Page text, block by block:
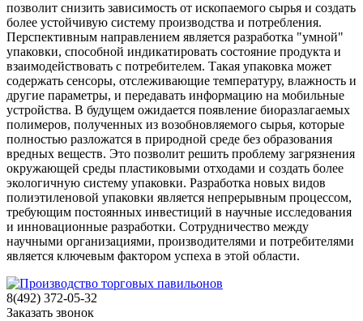
позволит снизить зависимость от ископаемого сырья и создать
более устойчивую систему производства и потребления.
Перспективным направлением является разработка "умной"
упаковки, способной индикатировать состояние продукта и
взаимодействовать с потребителем. Такая упаковка может
содержать сенсоры, отслеживающие температуру, влажность и
другие параметры, и передавать информацию на мобильные
устройства. В будущем ожидается появление биоразлагаемых
полимеров, полученных из возобновляемого сырья, которые
полностью разложатся в природной среде без образования
вредных веществ. Это позволит решить проблему загрязнения
окружающей среды пластиковыми отходами и создать более
экологичную систему упаковки. Разработка новых видов
полиэтиленовой упаковки является непрерывным процессом,
требующим постоянных инвестиций в научные исследования
и инновационные разработки. Сотрудничество между
научными организациями, производителями и потребителями
является ключевым фактором успеха в этой области.
8(492) 372-05-32
Заказать звонок